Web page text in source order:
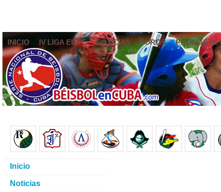
INICIO IV LIGA ELITE NOTICIAS FOROS
Inicio
Noticias